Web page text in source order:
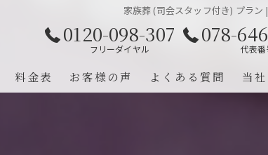
家族葬 (司会スタッフ付き) プラ
0120-098-307
フリーダイヤル
078-
代表番
料金表 お客様の声 よくある質問 当